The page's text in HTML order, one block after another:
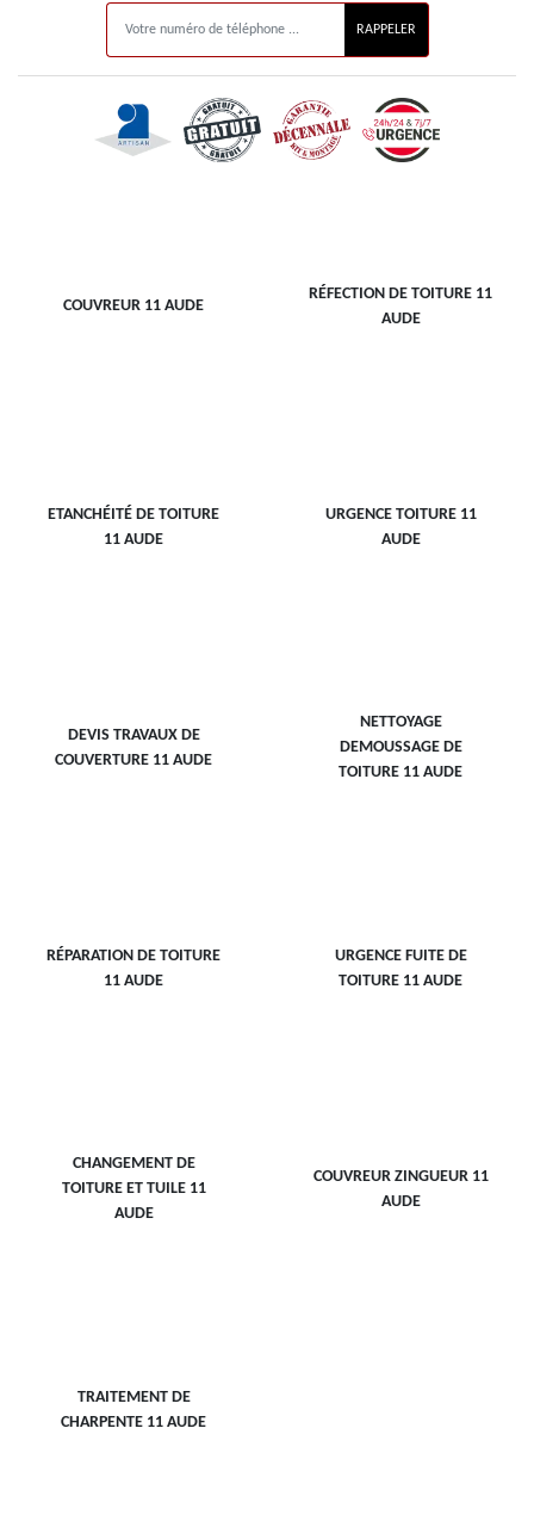
COUVREUR 11 AUDE
RÉFECTION DE TOITURE 11
AUDE
ETANCHÉITÉ DE TOITURE
11 AUDE
URGENCE TOITURE 11
AUDE
DEVIS TRAVAUX DE
COUVERTURE 11 AUDE
NETTOYAGE
DEMOUSSAGE DE
TOITURE 11 AUDE
RÉPARATION DE TOITURE
11 AUDE
URGENCE FUITE DE
TOITURE 11 AUDE
CHANGEMENT DE
TOITURE ET TUILE 11
AUDE
COUVREUR ZINGUEUR 11
AUDE
TRAITEMENT DE
CHARPENTE 11 AUDE